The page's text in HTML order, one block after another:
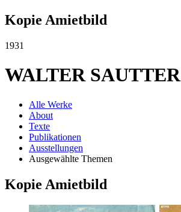
Kopie Amietbild
1931
WALTER SAUTTER
Alle Werke
About
Texte
Publikationen
Ausstellungen
Ausgewählte Themen
Kopie Amietbild